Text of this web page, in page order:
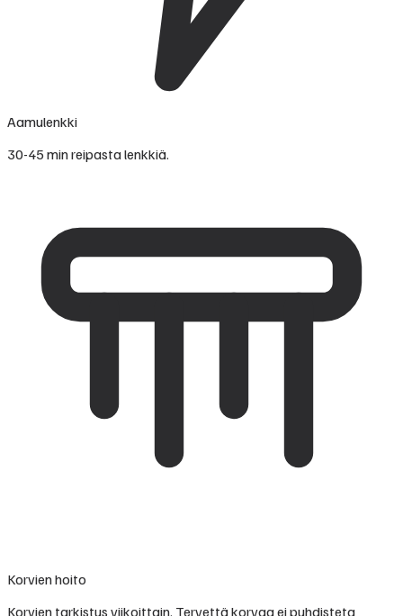
Aamulenkki
30-45 min reipasta lenkkiä.
Korvien hoito
Korvien tarkistus viikoittain. Tervettä korvaa ei puhdisteta